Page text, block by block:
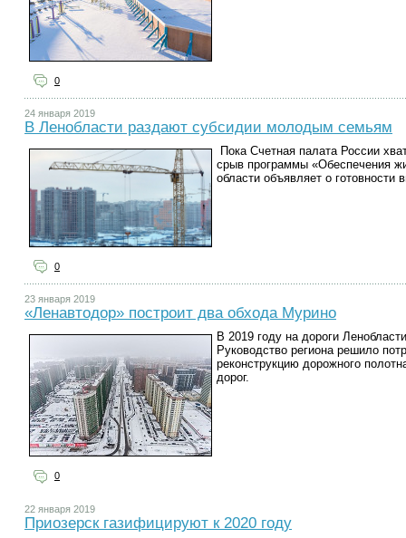
0
24 января 2019
В Ленобласти раздают субсидии молодым семьям
Пока Счетная палата России
срыв программы «Обеспечения
области объявляет о
0
23 января 2019
«Ленавтодор» построит два обхода Мурино
В 2019 году на дороги
Руководство региона решило
реконструкцию дорожного
дорог.
0
22 января 2019
Приозерск газифицируют к 2020 году